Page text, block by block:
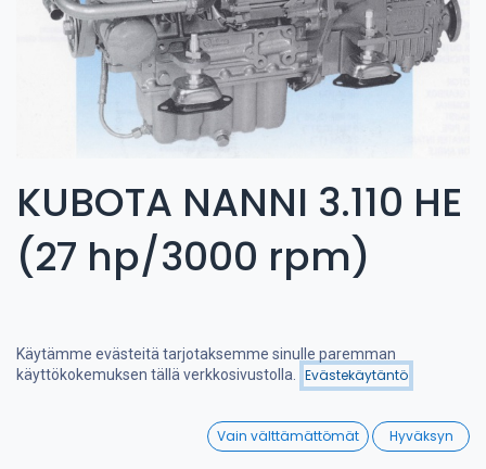
Suosituimmat
Wishlist
KUBOTA NANNI 3.110 HE
(27 hp/3000 rpm)
Käytämme evästeitä tarjotaksemme sinulle paremman
käyttökokemuksen tällä verkkosivustolla.
Evästekäytäntö
Vain välttämättömät Hyväksyn